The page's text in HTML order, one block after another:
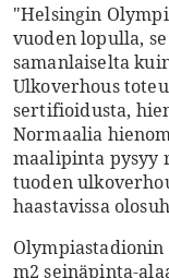
"Helsingin
vuoden lopulla,
samanlaiselta
Ulkoverhous
sertifioidusta,
Normaalia
maalipinta pysyy
tuoden
haastavissa
m2 seinäpinta-